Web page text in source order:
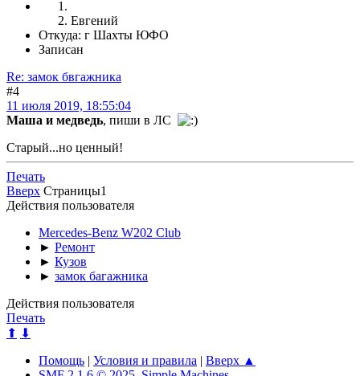
Евгений
Откуда: г Шахты ЮФО
Записан
Re: замок бвгажника
#4
11 июля 2019, 18:55:04
Маша и медведь, пиши в ЛС
Старый...но ценный!
Печать
Вверх Страницы1
Действия пользователя
Mercedes-Benz W202 Club
► Ремонт
► Кузов
► замок багажника
Действия пользователя
Печать
⬆ ⬇
Помощь
Условия и правила
Вверх ▲